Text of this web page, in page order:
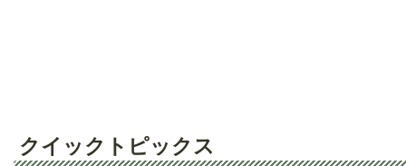
クイックトピックス